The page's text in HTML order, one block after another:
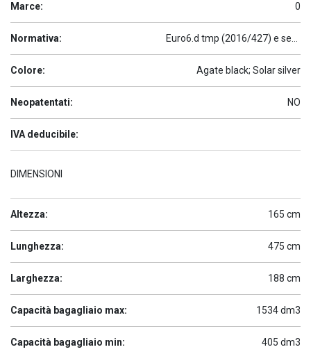
Marce: 0
Normativa:
Colore: Agate black; Solar silver
Neopatentati: NO
IVA deducibile:
DIMENSIONI
Altezza: 165 cm
Lunghezza: 475 cm
Larghezza: 188 cm
Capacità bagagliaio max: 1534 dm3
Capacità bagagliaio min: 405 dm3